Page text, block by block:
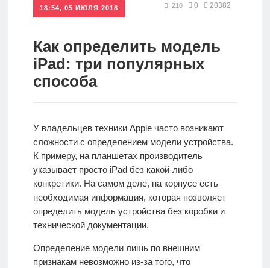
Обзоры
Рейтинги
FAQ
О
проекте
Контакты
18:54, 05 ИЮЛЯ 2018 210 0 20382
Как определить модель
iPad: три популярных
способа
У владельцев техники Apple часто возникают
сложности с определением модели устройства.
К примеру, на планшетах производитель
указывает просто iPad без какой-либо
конкретики. На самом деле, на корпусе есть
необходимая информация, которая позволяет
определить модель устройства без коробки и
технической документации.
Определение модели лишь по внешним
признакам невозможно из-за того, что